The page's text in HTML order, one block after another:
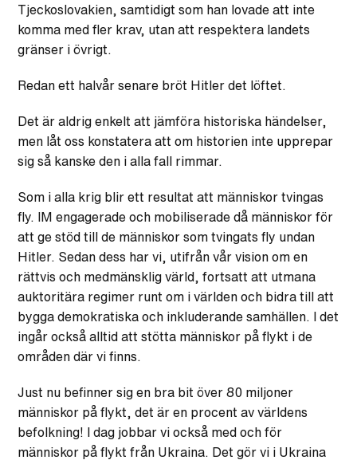
Tjeckoslovakien, samtidigt som han lovade att inte
komma med fler krav, utan att respektera landets
gränser i övrigt.
Redan ett halvår senare bröt Hitler det löftet.
Det är aldrig enkelt att jämföra historiska händelser,
men låt oss konstatera att om historien inte upprepar
sig så kanske den i alla fall rimmar.
Som i alla krig blir ett resultat att människor tvingas
fly. IM engagerade och mobiliserade då människor för
att ge stöd till de människor som tvingats fly undan
Hitler. Sedan dess har vi, utifrån vår vision om en
rättvis och medmänsklig värld, fortsatt att utmana
auktoritära regimer runt om i världen och bidra till att
bygga demokratiska och inkluderande samhällen. I det
ingår också alltid att stötta människor på flykt i de
områden där vi finns.
Just nu befinner sig en bra bit över 80 miljoner
människor på flykt, det är en procent av världens
befolkning! I dag jobbar vi också med och för
människor på flykt från Ukraina. Det gör vi i Ukraina